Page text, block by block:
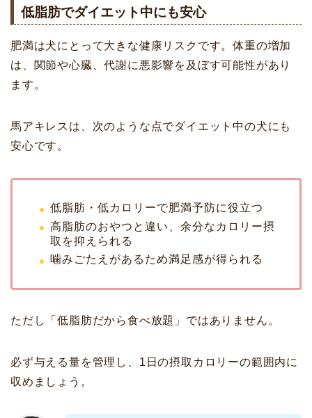
低脂肪でダイエット中にも安心
肥満は犬にとって大きな健康リスクです。体重の増加
は、関節や心臓、代謝に悪影響を及ぼす可能性があり
ます。
馬アキレスは、次のような点でダイエット中の犬にも
安心です。
低脂肪・低カロリーで肥満予防に役立つ
高脂肪のおやつと違い、余分なカロリー摂
取を抑えられる
噛みごたえがあるため満足感が得られる
ただし「低脂肪だから食べ放題」ではありません。
必ず与える量を管理し、1日の摂取カロリーの範囲内に
収めましょう。